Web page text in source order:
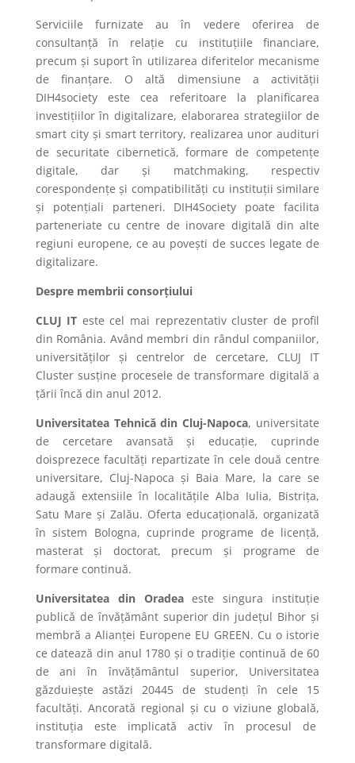
Serviciile furnizate au în vedere oferirea de
consultanță în relație cu instituțiile financiare,
precum și suport în utilizarea diferitelor mecanisme
de finanțare. O altă dimensiune a activității
DIH4society este cea referitoare la planificarea
investițiilor în digitalizare, elaborarea strategiilor de
smart city și smart territory, realizarea unor audituri
de securitate cibernetică, formare de competențe
digitale, dar și matchmaking, respectiv
corespondențe și compatibilități cu instituții similare
și potențiali parteneri. DIH4Society poate facilita
parteneriate cu centre de inovare digitală din alte
regiuni europene, ce au povești de succes legate de
digitalizare.
Despre membrii consorțiului
CLUJ IT este cel mai reprezentativ cluster de profil
din România. Având membri din rândul companiilor,
universităților și centrelor de cercetare, CLUJ IT
Cluster susține procesele de transformare digitală a
țării încă din anul 2012.
Universitatea Tehnică din Cluj-Napoca, universitate
de cercetare avansată și educație, cuprinde
doisprezece facultăți repartizate în cele două centre
universitare, Cluj-Napoca și Baia Mare, la care se
adaugă extensiile în localitățile Alba Iulia, Bistrița,
Satu Mare și Zalău. Oferta educațională, organizată
în sistem Bologna, cuprinde programe de licență,
masterat și doctorat, precum și programe de
formare continuă.
Universitatea din Oradea este singura instituție
publică de învățământ superior din județul Bihor și
membră a Alianței Europene EU GREEN. Cu o istorie
ce datează din anul 1780 și o tradiție continuă de 60
de ani în învățământul superior, Universitatea
găzduiește astăzi 20445 de studenți în cele 15
facultăți. Ancorată regional și cu o viziune globală,
instituția este implicată activ în procesul de
transformare digitală.